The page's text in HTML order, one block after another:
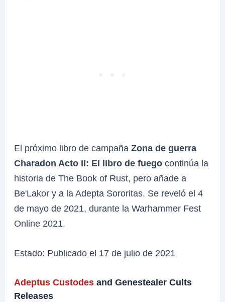
El próximo libro de campañaZona de guerra
Charadon Acto II: El libro de fuego continúa la
historia de The Book of Rust, pero añade a
Be'Lakor y a la Adepta Sororitas. Se reveló el 4
de mayo de 2021, durante la Warhammer Fest
Online 2021.
Estado: Publicado el 17 de julio de 2021
Adeptus Custodes and Genestealer Cults
Releases